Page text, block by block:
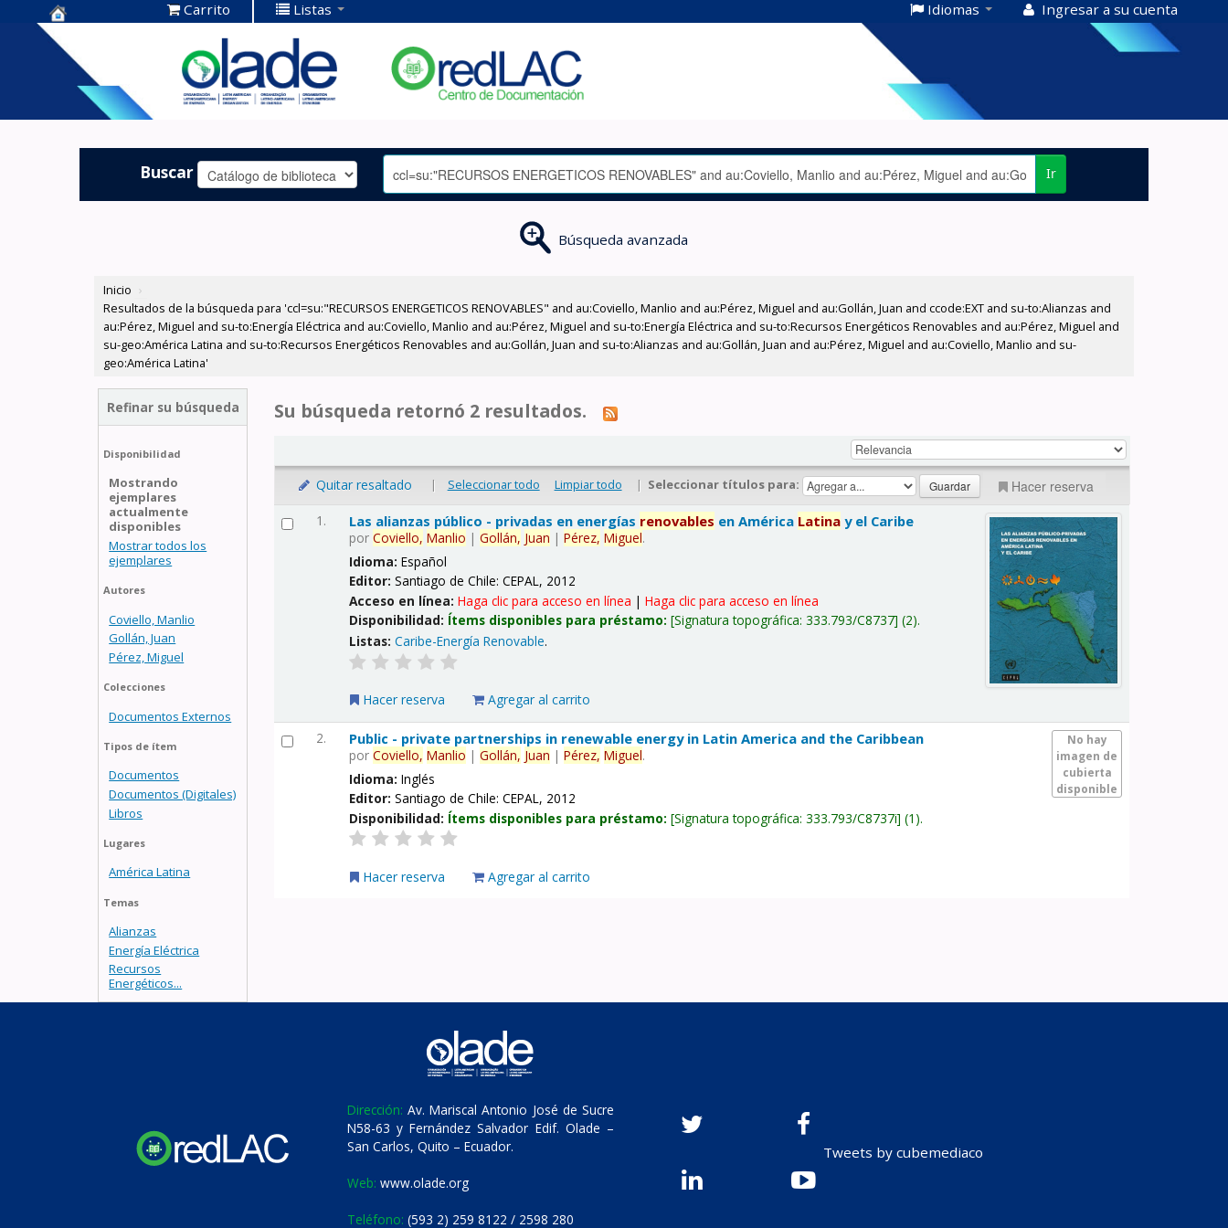
Centro de
Documentación
OLADE -
Carrito Listas Idiomas Ingresar a su cuenta
Buscar Ir
Búsqueda avanzada
Inicio ›
Resultados de la búsqueda para 'ccl=su:"RECURSOS ENERGETICOS RENOVABLES" and au:Coviello, Manlio and au:Pérez, Miguel and au:Gollán, Juan and ccode:EXT and su-to:Alianzas and
au:Pérez, Miguel and su-to:Energía Eléctrica and au:Coviello, Manlio and au:Pérez, Miguel and su-to:Energía Eléctrica and su-to:Recursos Energéticos Renovables and au:Pérez, Miguel and
su-geo:América Latina and su-to:Recursos Energéticos Renovables and au:Gollán, Juan and su-to:Alianzas and au:Gollán, Juan and au:Pérez, Miguel and au:Coviello, Manlio and su-
geo:América Latina'
Refinar su búsqueda
Disponibilidad
Mostrando
ejemplares
actualmente
disponibles
Mostrar todos los
ejemplares
Autores
Coviello, Manlio
Gollán, Juan
Pérez, Miguel
Colecciones
Documentos Externos
Tipos de ítem
Documentos
Documentos (Digitales)
Libros
Lugares
América Latina
Temas
Alianzas
Energía Eléctrica
Recursos
Energéticos...
Su búsqueda retornó 2 resultados.
Quitar resaltado | Seleccionar todo Limpiar todo | Seleccionar títulos para: Hacer reserva
1. Las alianzas público - privadas en energías renovables en América Latina y el Caribe
porCoviello, Manlio |Gollán, Juan |Pérez, Miguel.
Idioma:Español
Editor:Santiago de Chile: CEPAL, 2012
Acceso en línea:Haga clic para acceso en línea |Haga clic para acceso en línea
Disponibilidad: Ítems disponibles para préstamo: Signatura topográfica:333.793/C8737 (2).
Listas: Caribe-Energía Renovable.
Hacer reserva Agregar al carrito
2.
No hay
imagen de
cubierta
disponible
Public - private partnerships in renewable energy in Latin America and the Caribbean
porCoviello, Manlio |Gollán, Juan |Pérez, Miguel.
Idioma:Inglés
Editor:Santiago de Chile: CEPAL, 2012
Disponibilidad: Ítems disponibles para préstamo: Signatura topográfica:333.793/C8737i (1).
Hacer reserva Agregar al carrito
Dirección: Av. Mariscal Antonio José de Sucre
N58-63 y Fernández Salvador Edif. Olade –
San Carlos, Quito – Ecuador.
Web: www.olade.org
Teléfono: (593 2) 259 8122 / 2598 280
Tweets by cubemediaco